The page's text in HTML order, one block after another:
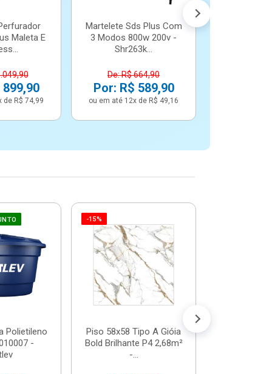
Maleta E
de R$ 74,99
Martelete Sds Plus Com
3 Modos 800w 200v -
Shr263k...
De: R$ 664,90
Por: R$ 589,90
ou em até 12x de R$ 49,16
Polietileno
-
-15%
Piso 58x58 Tipo A Gióia
Bold Brilhante P4 2,68m²
-...